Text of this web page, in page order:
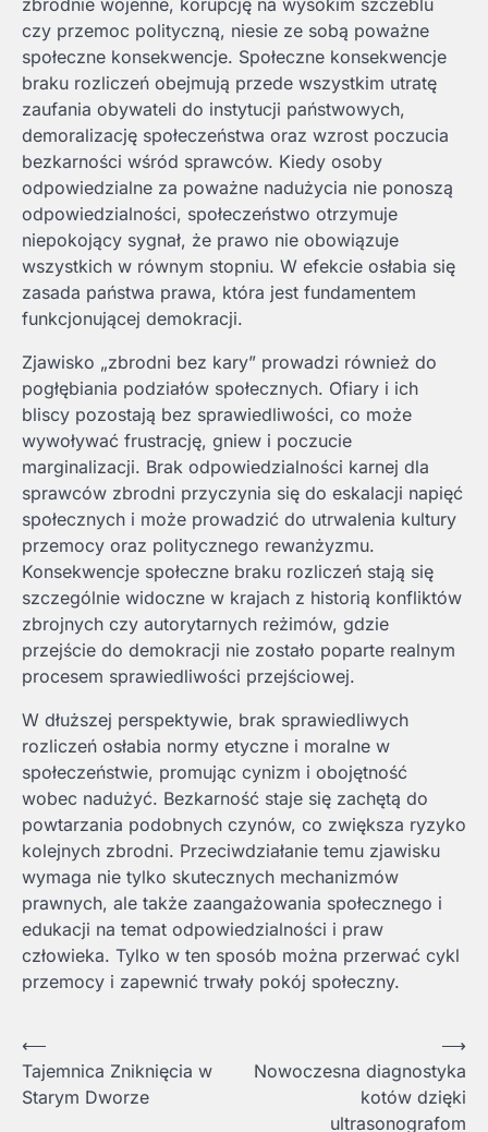
zbrodnie wojenne, korupcję na wysokim szczeblu
czy przemoc polityczną, niesie ze sobą poważne
społeczne konsekwencje. Społeczne konsekwencje
braku rozliczeń obejmują przede wszystkim utratę
zaufania obywateli do instytucji państwowych,
demoralizację społeczeństwa oraz wzrost poczucia
bezkarności wśród sprawców. Kiedy osoby
odpowiedzialne za poważne nadużycia nie ponoszą
odpowiedzialności, społeczeństwo otrzymuje
niepokojący sygnał, że prawo nie obowiązuje
wszystkich w równym stopniu. W efekcie osłabia się
zasada państwa prawa, która jest fundamentem
funkcjonującej demokracji.
Zjawisko „zbrodni bez kary” prowadzi również do
pogłębiania podziałów społecznych. Ofiary i ich
bliscy pozostają bez sprawiedliwości, co może
wywoływać frustrację, gniew i poczucie
marginalizacji. Brak odpowiedzialności karnej dla
sprawców zbrodni przyczynia się do eskalacji napięć
społecznych i może prowadzić do utrwalenia kultury
przemocy oraz politycznego rewanżyzmu.
Konsekwencje społeczne braku rozliczeń stają się
szczególnie widoczne w krajach z historią konfliktów
zbrojnych czy autorytarnych reżimów, gdzie
przejście do demokracji nie zostało poparte realnym
procesem sprawiedliwości przejściowej.
W dłuższej perspektywie, brak sprawiedliwych
rozliczeń osłabia normy etyczne i moralne w
społeczeństwie, promując cynizm i obojętność
wobec nadużyć. Bezkarność staje się zachętą do
powtarzania podobnych czynów, co zwiększa ryzyko
kolejnych zbrodni. Przeciwdziałanie temu zjawisku
wymaga nie tylko skutecznych mechanizmów
prawnych, ale także zaangażowania społecznego i
edukacji na temat odpowiedzialności i praw
człowieka. Tylko w ten sposób można przerwać cykl
przemocy i zapewnić trwały pokój społeczny.
Nawigacja
wpisu
⟵
Tajemnica Zniknięcia w
Starym Dworze
Nowoczesna diagnostyka
kotów dzięki
ultrasonografom
⟶